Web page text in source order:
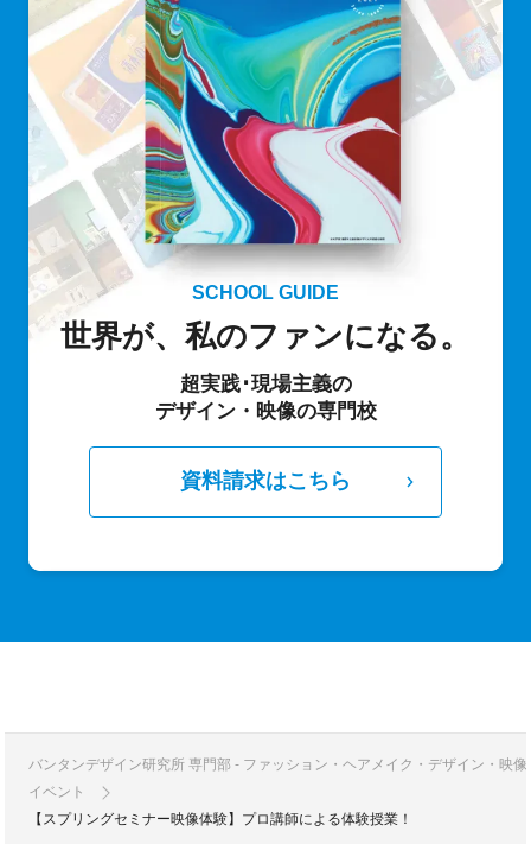
SCHOOL GUIDE
世界が、私のファンになる。
超実践･現場主義の
デザイン・映像の専門校
資料請求はこちら
バンタンデザイン研究所 専門部 - ファッション・ヘアメイク・デザイン・映
イベント
【スプリングセミナー映像体験】プロ講師による体験授業！